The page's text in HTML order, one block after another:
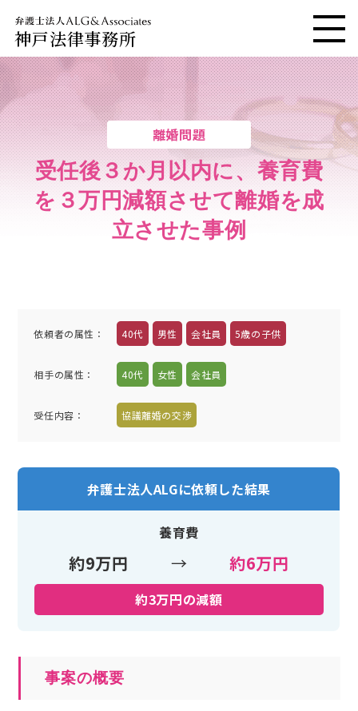
神戸法律事務所
離婚問題
受任後３か月以内に、養育費
を３万円減額させて離婚を成
立させた事例
依頼者の属性 ： 40代 男性 会社員 5歳の子供
相手の属性 ： 40代 女性 会社員
受任内容 ： 協議離婚の交渉
弁護士法人ALGに依頼した結果
養育費
約9万円 → 約6万円
約3万円の減額
事案の概要